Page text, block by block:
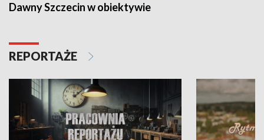
Dawny Szczecin w obiektywie
REPORTAŻE